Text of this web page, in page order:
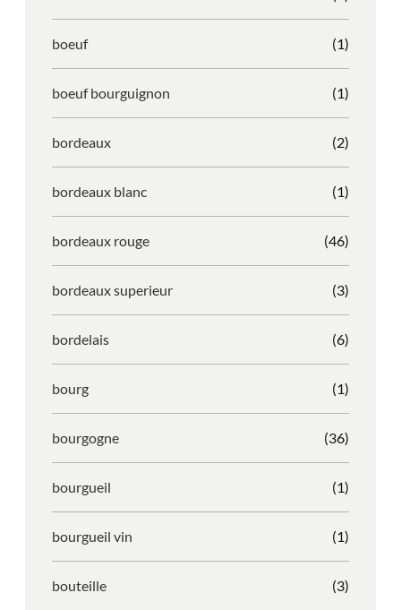
boeuf (1)
boeuf bourguignon (1)
bordeaux (2)
bordeaux blanc (1)
bordeaux rouge (46)
bordeaux superieur (3)
bordelais (6)
bourg (1)
bourgogne (36)
bourgueil (1)
bourgueil vin (1)
bouteille (3)